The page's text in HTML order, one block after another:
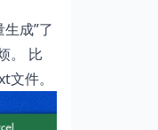
成”了
。 比
件。